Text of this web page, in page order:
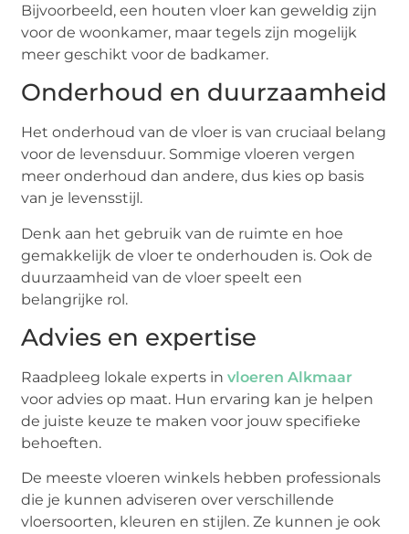
Bijvoorbeeld, een houten vloer kan geweldig zijn
voor de woonkamer, maar tegels zijn mogelijk
meer geschikt voor de badkamer.
Onderhoud en duurzaamheid
Het onderhoud van de vloer is van cruciaal belang
voor de levensduur. Sommige vloeren vergen
meer onderhoud dan andere, dus kies op basis
van je levensstijl.
Denk aan het gebruik van de ruimte en hoe
gemakkelijk de vloer te onderhouden is. Ook de
duurzaamheid van de vloer speelt een
belangrijke rol.
Advies en expertise
Raadpleeg lokale experts invloeren Alkmaar
voor advies op maat. Hun ervaring kan je helpen
de juiste keuze te maken voor jouw specifieke
behoeften.
De meeste vloeren winkels hebben professionals
die je kunnen adviseren over verschillende
vloersoorten, kleuren en stijlen. Ze kunnen je ook